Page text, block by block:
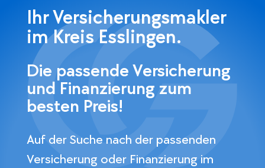
Ihr Versicherungsmakler
im Kreis Esslingen.
Die passende Versicherung
und Finanzierung zum
besten Preis!
Auf der Suche nach der passenden
Versicherung oder Finanzierung im